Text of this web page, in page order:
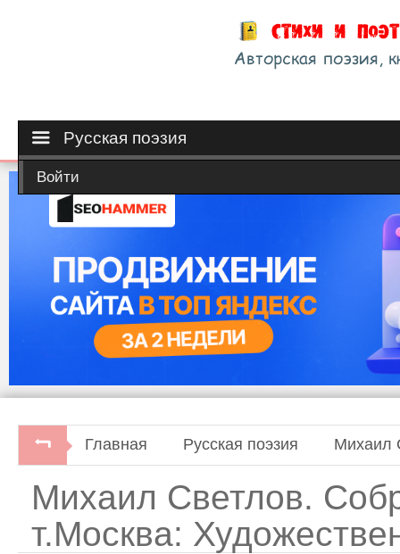
Русская поэзия
Войти
Главная Русская поэзия Михаил
Михаил Светлов.
т.Москва: